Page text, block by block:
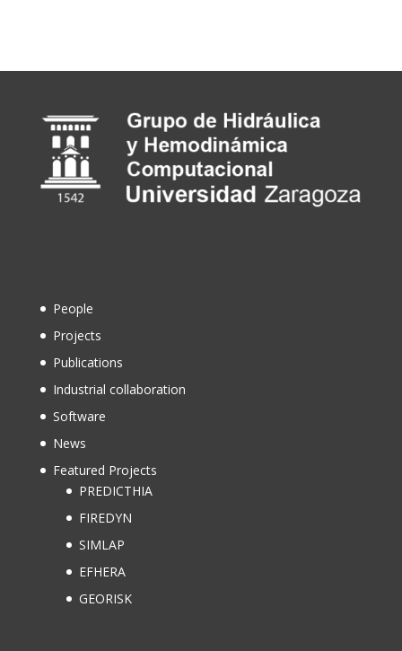
People
Projects
Publications
Industrial collaboration
Software
News
Featured Projects
PREDICTHIA
FIREDYN
SIMLAP
EFHERA
GEORISK